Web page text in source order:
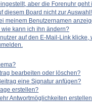
aber die Forenuhr geht
diesem Board nicht zur Auswahl!
meinem Benutzernamen
kann ich ihn ändern?
auf den E-Mail-Link klicke,
bearbeiten oder löschen?
eine Signatur anfügen?
erstellen?
Antwortmöglichkeiten